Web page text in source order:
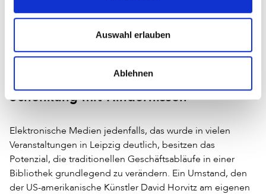
Auswahl erlauben
Ablehnen
Hochschullehrer empfiehlt: »Die technische
Weiterentwicklung und das Marketing von E-Books sind
Bibliotheken und andere Multiplikatoren an einem Strang
ziehen und eng zusammenarbeiten.«
Schenkung mit Hindernissen
Elektronische Medien jedenfalls, das wurde in vielen
Veranstaltungen in Leipzig deutlich, besitzen das
Potenzial, die traditionellen Geschäftsabläufe in einer
Bibliothek grundlegend zu verändern. Ein Umstand, den
der US-amerikanische Künstler David Horvitz am eigenen